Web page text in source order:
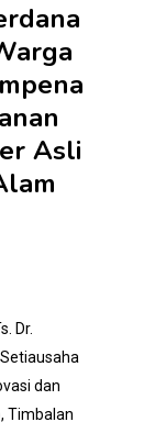
Asli
Dr.
dan
Timbalan